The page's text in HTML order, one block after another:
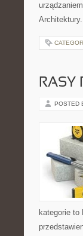
RASY
POSTED
kategorie